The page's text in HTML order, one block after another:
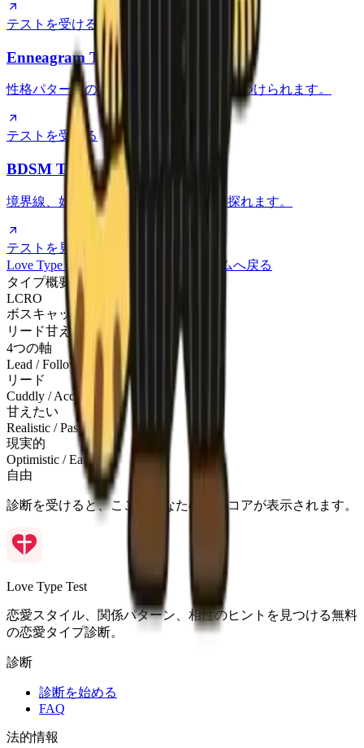
テストを受ける
Enneagram Test
性格パターンの奥にある動機や不安を見つけられます。
テストを受ける
BDSM Test
境界線、好み、関係のダイナミクスを探れます。
テストを見る
Love Type Test をもう一度受ける
ホームへ戻る
タイプ概要
LCRO
ボスキャット
リード甘えたい現実的
4つの軸
Lead / Follow
リード
Cuddly / Accept
甘えたい
Realistic / Passionate
現実的
Optimistic / Earnest
自由
診断を受けると、ここにあなたの軸スコアが表示されます。
Love Type Test
恋愛スタイル、関係パターン、相性のヒントを見つける無料
の恋愛タイプ診断。
診断
診断を始める
FAQ
法的情報